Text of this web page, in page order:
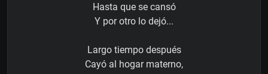
Hasta que se cansó
Y por otro lo dejó...
Largo tiempo después
Cayó al hogar materno,